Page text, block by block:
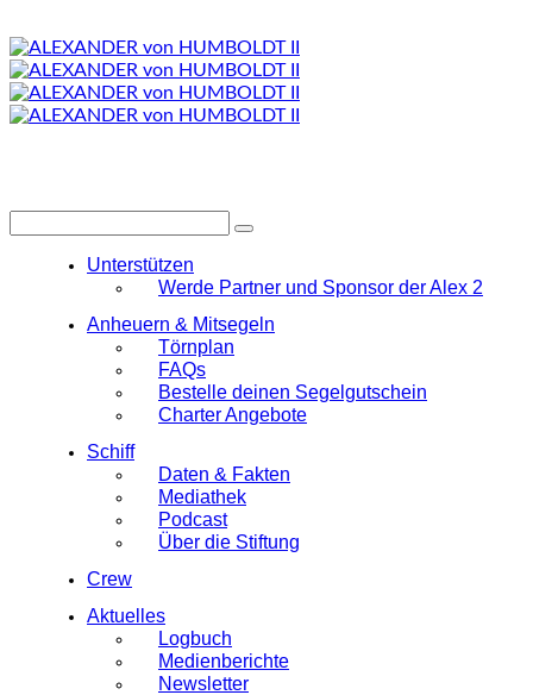
Unterstützen
Werde Partner und Sponsor der Alex 2
Anheuern & Mitsegeln
Törnplan
FAQs
Bestelle deinen Segelgutschein
Charter Angebote
Schiff
Daten & Fakten
Mediathek
Podcast
Über die Stiftung
Crew
Aktuelles
Logbuch
Medienberichte
Newsletter